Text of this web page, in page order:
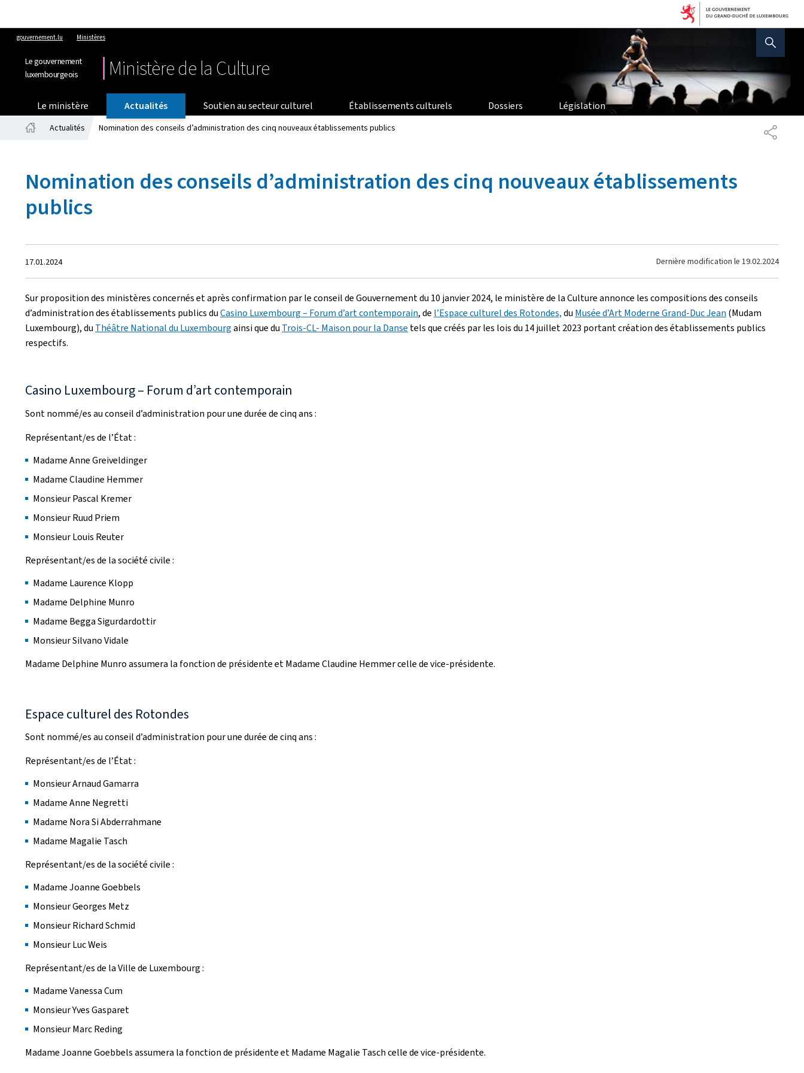
gouvernement.lu Ministères
Le gouvernement
luxembourgeois
Ministère de la Culture
AFFICHER / MASQUER
Le ministère Actualités Soutien au secteur culturel Établissements culturels Dossiers
Législation
Actualités Nomination des conseils d’administration des cinq nouveaux établissements publics
Nomination des conseils d’administration des cinq nouveaux établissements
publics
Crée
le
17.01.2024 Dernière modification le 19.02.2024
Sur proposition des ministères concernés et après confirmation par le conseil de Gouvernement du 10 janvier 2024, le ministère de la Culture annonce les compositions des conseils
d’administration des établissements publics duCasino Luxembourg – Forum d’art contemporain, de l’Espace culturel des Rotondes,du Musée d’Art Moderne Grand-Duc Jean (Mudam
Luxembourg), du Théâtre National du Luxembourgainsi que du Trois-CL- Maison pour la Danse tels que créés par les lois du 14 juillet 2023 portant création des établissements publics
respectifs.
Casino Luxembourg – Forum d’art contemporain
Sont nommé/es au conseil d’administration pour une durée de cinq ans :
Représentant/es de l’État :
Madame Anne Greiveldinger
Madame Claudine Hemmer
Monsieur Pascal Kremer
Monsieur Ruud Priem
Monsieur Louis Reuter
Représentant/es de la société civile :
Madame Laurence Klopp
Madame Delphine Munro
Madame Begga Sigurdardottir
Monsieur Silvano Vidale
Madame Delphine Munro assumera la fonction de présidente et Madame Claudine Hemmer celle de vice-présidente.
Espace culturel des Rotondes
Sont nommé/es au conseil d’administration pour une durée de cinq ans :
Représentant/es de l’État :
Monsieur Arnaud Gamarra
Madame Anne Negretti
Madame Nora Si Abderrahmane
Madame Magalie Tasch
Représentant/es de la société civile :
Madame Joanne Goebbels
Monsieur Georges Metz
Monsieur Richard Schmid
Monsieur Luc Weis
Représentant/es de la Ville de Luxembourg :
Madame Vanessa Cum
Monsieur Yves Gasparet
Monsieur Marc Reding
Madame Joanne Goebbels assumera la fonction de présidente et Madame Magalie Tasch celle de vice-présidente.